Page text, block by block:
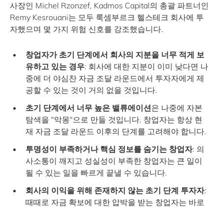
사장인 Michel Rzonzef, Kadmos Capital의 총괄 파트너인
Remy Kesrouani는 모두 룩셈부르크 헬스테크 회사에 투
자했으며 몇 가지 위험 신호를 강조했습니다.
창업자가 초기 단계에서 회사의 지분을 너무 적게 보
유하고 있는 경우: 회사에 대한 지분이 이미 낮다면 나
중에 더 야심찬 자금 조달 라운드에서 투자자에게 제
공할 수 있는 것이 거의 없을 것입니다.
초기 단계에서 너무 높은 밸류에이션은 나중에 자본
탐색을 "악몽"으로 만들 것입니다. 창업자는 항상 현
재 자금 조달 라운드 이후의 단계를 고려해야 합니다.
투명성이 부족하거나 핵심 정보를 숨기는 창업자: 의
사소통이 깨지고 성실성이 부족한 창업자는 큰 일이
될 수 있는 일을 빠르게 끝낼 수 있습니다.
회사의 이익을 위해 존재하지 않는 초기 단계 투자자:
때때로 자금 확보에 대한 압박을 받는 창업자는 바로